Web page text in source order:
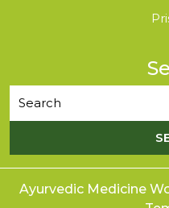
Ayurvedic Medicine